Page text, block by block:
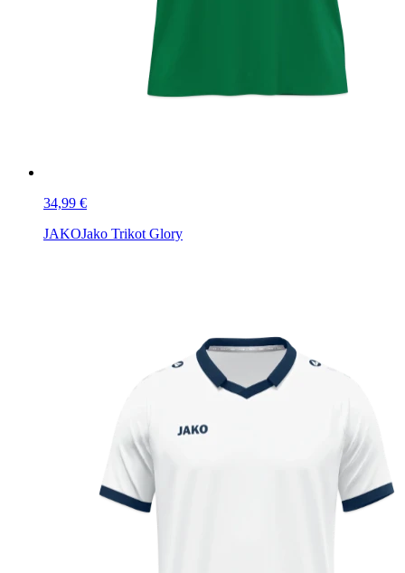
34,99 €
JAKOJako Trikot Glory